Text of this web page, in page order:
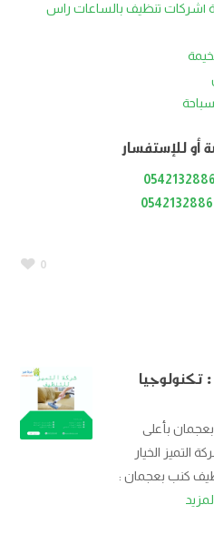
|شركات تنظيف بالساعات راس
أو للإستفسار
0542132886
0542132886
0
بأعلى
التميز الخيار
كنب بعجمان :